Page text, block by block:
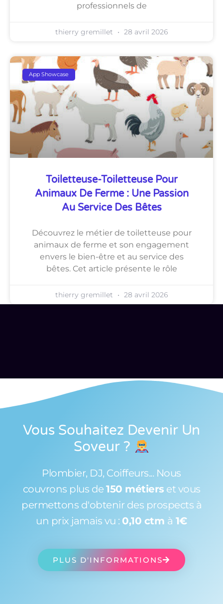
professionnels de
thierry gremillet 28 avril 2026
App Showcase
Toiletteuse-Toiletteuse Pour
Animaux De Ferme : Une Passion
Au Service Des Bêtes
Découvrez le métier de toiletteuse pour
animaux de ferme et son engagement
envers le bien-être et au service des
bêtes. Cet article présente le rôle
thierry gremillet 28 avril 2026
Vous Souhaitez Devenir Un
Soveur ?
Plombier, DJ, Coiffeurs... Nous
couvrons plus de 150 métiers et vous
permettons d'obtenir des prospects à
un prix jamais vu : 0,10 ctm à 1€
PLUS D'INFORMATIONS